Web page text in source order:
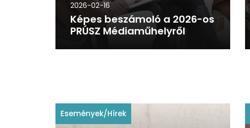
2026-02-16
Képes beszámoló a 2026-os
PRÚSZ Médiaműhelyről
Események/Hírek